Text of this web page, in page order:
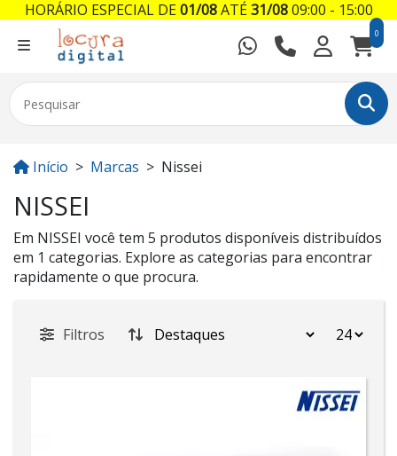
0
Início Marcas Nissei
NISSEI
Em NISSEI você tem 5 produtos disponíveis distribuídos
em 1 categorias. Explore as categorias para encontrar
rapidamente o que procura.
Filtros
HORÁRIO ESPECIAL DE01/08ATÉ31/0809:00 - 15:00